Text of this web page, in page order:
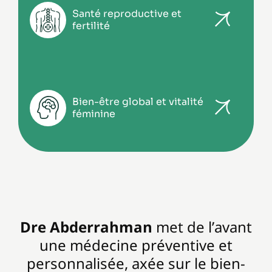
Santé reproductive et
fertilité
grossesse
Évaluation de la fertilité
Suivi post-partum et allaitement
Bien-être global et vitalité
féminine
Gestion du stress, de l’anxiété et du
sommeil
Conseils de mode de vie et
Dre Abderrahman met de l’avant
une médecine préventive et
personnalisée, axée sur le bien-